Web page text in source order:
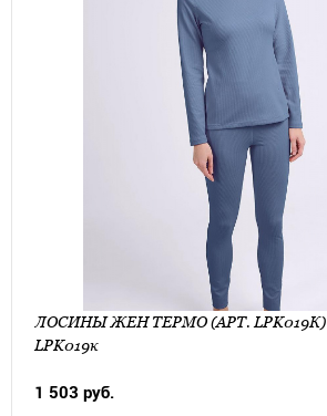
ЛОСИНЫ ЖЕН ТЕРМО (АРТ. LPK019К)
LPK019к
1 503 руб.